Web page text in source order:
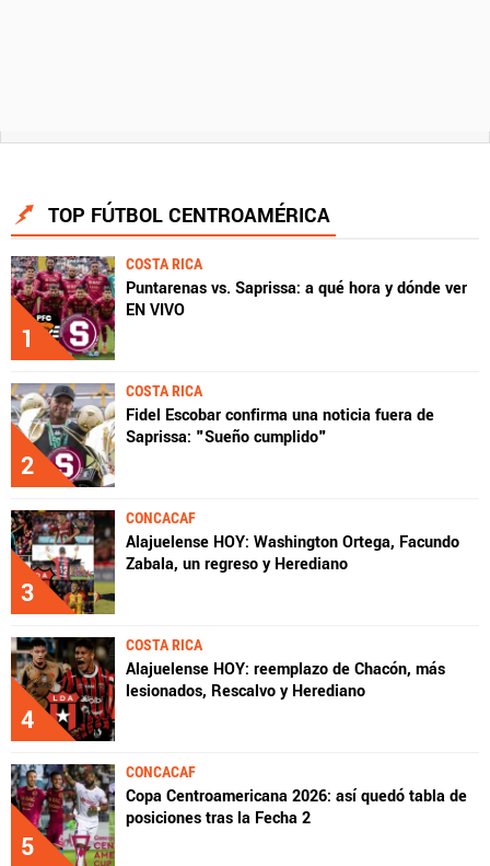
TOP FÚTBOL CENTROAMÉRICA
1
COSTA RICA
Puntarenas vs. Saprissa: a qué hora y dónde ver
EN VIVO
2
COSTA RICA
Fidel Escobar confirma una noticia fuera de
Saprissa: "Sueño cumplido"
3
CONCACAF
Alajuelense HOY: Washington Ortega, Facundo
Zabala, un regreso y Herediano
4
COSTA RICA
Alajuelense HOY: reemplazo de Chacón, más
lesionados, Rescalvo y Herediano
5
CONCACAF
Copa Centroamericana 2026: así quedó tabla de
posiciones tras la Fecha 2